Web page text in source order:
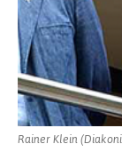
Rainer Klein